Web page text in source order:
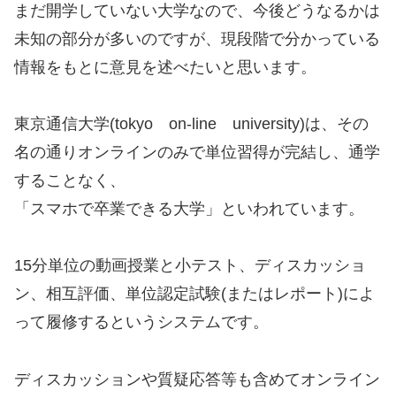
まだ開学していない大学なので、今後どうなるかは
未知の部分が多いのですが、現段階で分かっている
情報をもとに意見を述べたいと思います。
東京通信大学(tokyo on-line university)は、その
名の通りオンラインのみで単位習得が完結し、通学
することなく、
「スマホで卒業できる大学」といわれています。
15分単位の動画授業と小テスト、ディスカッショ
ン、相互評価、単位認定試験(またはレポート)によ
って履修するというシステムです。
ディスカッションや質疑応答等も含めてオンライン